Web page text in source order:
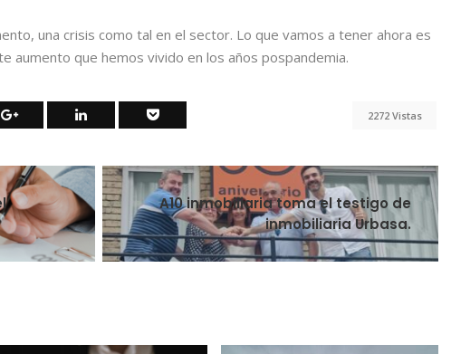
una crisis como tal en el sector. Lo que vamos a tener ahora es
aumento que hemos vivido en los años pospandemia.
2272 Vistas
A10 inmobiliaria toma el testigo de
inmobiliaria Urbasa.